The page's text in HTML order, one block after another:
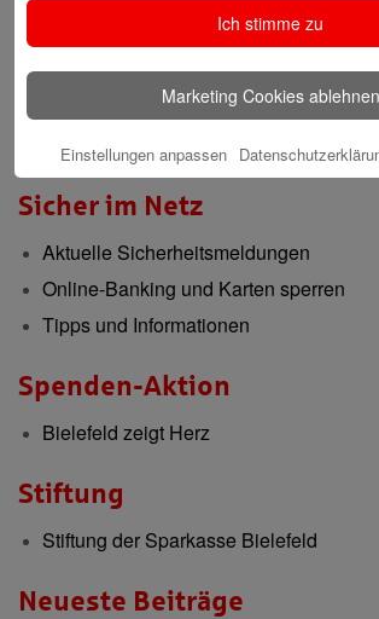
Verantwortungsvoll für die Menschen
Presse-Center
Aktuelle Meldungen
Sicher im Netz
Aktuelle Sicherheitsmeldungen
Online-Banking und Karten sperren
Tipps und Informationen
Spenden-Aktion
Bielefeld zeigt Herz
Stiftung
Stiftung der Sparkasse Bielefeld
Neueste Beiträge
Ich stimme zu
Marketing Cookies ablehnen
Einstellungen anpassen